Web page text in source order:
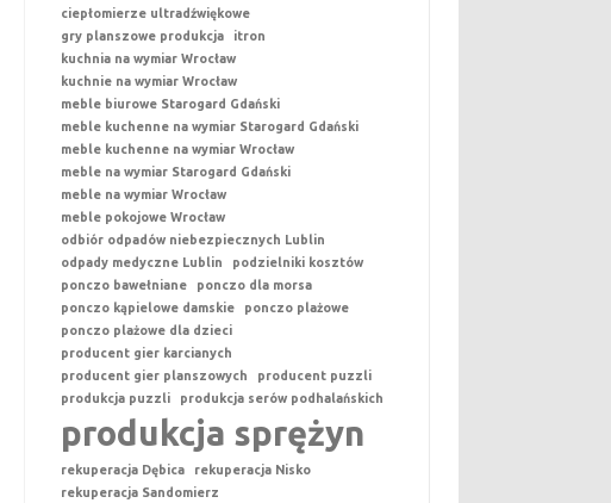
ciepłomierze ultradźwiękowe
gry planszowe produkcja
itron
kuchnia na wymiar Wrocław
kuchnie na wymiar Wrocław
meble biurowe Starogard Gdański
meble kuchenne na wymiar Starogard Gdański
meble kuchenne na wymiar Wrocław
meble na wymiar Starogard Gdański
meble na wymiar Wrocław
meble pokojowe Wrocław
odbiór odpadów niebezpiecznych Lublin
odpady medyczne Lublin
podzielniki kosztów
ponczo bawełniane
ponczo dla morsa
ponczo kąpielowe damskie
ponczo plażowe
ponczo plażowe dla dzieci
producent gier karcianych
producent gier planszowych
producent puzzli
produkcja puzzli
produkcja serów podhalańskich
produkcja sprężyn
rekuperacja Dębica
rekuperacja Nisko
rekuperacja Sandomierz